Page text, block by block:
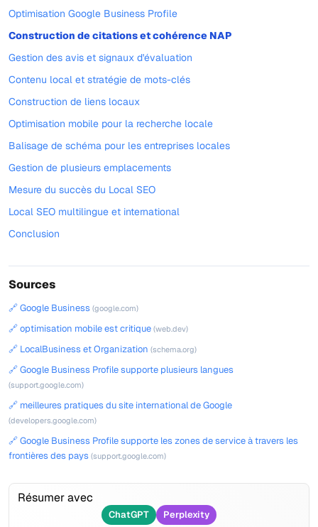
Optimisation Google Business Profile
Construction de citations et cohérence NAP
Gestion des avis et signaux d'évaluation
Contenu local et stratégie de mots-clés
Construction de liens locaux
Optimisation mobile pour la recherche locale
Balisage de schéma pour les entreprises locales
Gestion de plusieurs emplacements
Mesure du succès du Local SEO
Local SEO multilingue et international
Conclusion
Sources
🔗 Google Business (google.com)
🔗 optimisation mobile est critique (web.dev)
🔗 LocalBusiness et Organization (schema.org)
🔗 Google Business Profile supporte plusieurs langues
(support.google.com)
🔗 meilleures pratiques du site international de Google
(developers.google.com)
🔗 Google Business Profile supporte les zones de service à travers les
frontières des pays (support.google.com)
Résumer avec
ChatGPT Perplexity